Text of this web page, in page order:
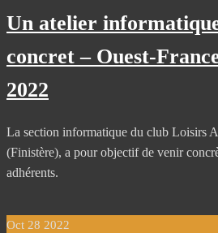
Un atelier
concret – Ouest-
2022
La section informatique du club Loisirs
(Finistère), a pour objectif de venir
adhérents.
Oct 28 2022